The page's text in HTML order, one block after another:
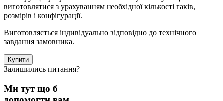
виготовлятися з урахуванням необхідної кількості гаків,
розмірів і конфігурації.
Виготовляється індивідуально відповідно до технічного
завдання замовника.
Купити
Залишились питання?
Ми тут що б